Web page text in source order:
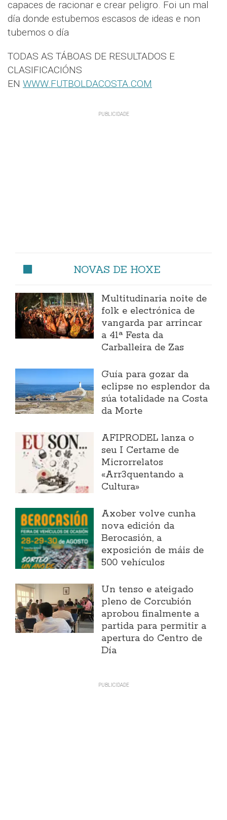
capaces de racionar e crear peligro. Foi un mal
día donde estubemos escasos de ideas e non
tubemos o día
TODAS AS TÁBOAS DE RESULTADOS E
CLASIFICACIÓNS
EN WWW.FUTBOLDACOSTA.COM
NOVAS DE HOXE
Multitudinaria noite de
folk e electrónica de
vangarda par arrincar
a 41ª Festa da
Carballeira de Zas
Guía para gozar da
eclipse no esplendor da
súa totalidade na Costa
da Morte
AFIPRODEL lanza o
seu I Certame de
Microrrelatos
«Arr3quentando a
Cultura»
Axober volve cunha
nova edición da
Berocasión, a
exposición de máis de
500 vehículos
Un tenso e ateigado
pleno de Corcubión
aprobou finalmente a
partida para permitir a
apertura do Centro de
Día